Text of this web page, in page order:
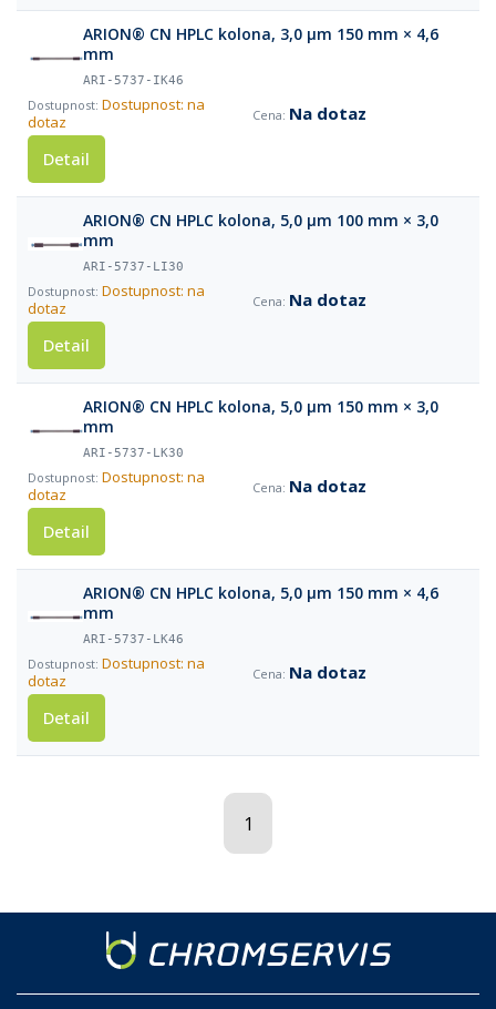
ARION® CN HPLC kolona, 3,0 µm 150 mm × 4,6
mm
ARI-5737-IK46
Dostupnost: na
dotaz
Na dotaz
Detail
ARION® CN HPLC kolona, 5,0 µm 100 mm × 3,0
mm
ARI-5737-LI30
Dostupnost: na
dotaz
Na dotaz
Detail
ARION® CN HPLC kolona, 5,0 µm 150 mm × 3,0
mm
ARI-5737-LK30
Dostupnost: na
dotaz
Na dotaz
Detail
ARION® CN HPLC kolona, 5,0 µm 150 mm × 4,6
mm
ARI-5737-LK46
Dostupnost: na
dotaz
Na dotaz
Detail
1